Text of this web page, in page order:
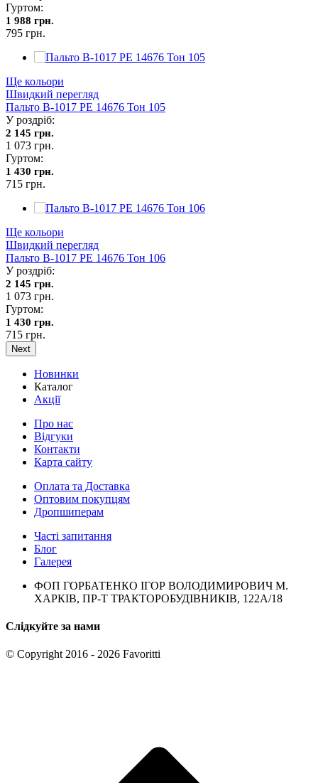
Гуртом:
1 988 грн.
795 грн.
Ще кольори
Швидкий перегляд
Пальто В-1017 PE 14676 Тон 105
У роздріб:
2 145 грн.
1 073 грн.
Гуртом:
1 430 грн.
715 грн.
Ще кольори
Швидкий перегляд
Пальто В-1017 PE 14676 Тон 106
У роздріб:
2 145 грн.
1 073 грн.
Гуртом:
1 430 грн.
715 грн.
Next
Новинки
Каталог
Акції
Про нас
Відгуки
Контакти
Карта сайту
Оплата та Доставка
Оптовим покупцям
Дропшиперам
Часті запитання
Блог
Галерея
ФОП ГОРБАТЕНКО ІГОР ВОЛОДИМИРОВИЧ М.
ХАРКІВ, ПР-Т ТРАКТОРОБУДІВНИКІВ, 122А/18
Слідкуйте за нами
© Copyright 2016 - 2026 Favoritti